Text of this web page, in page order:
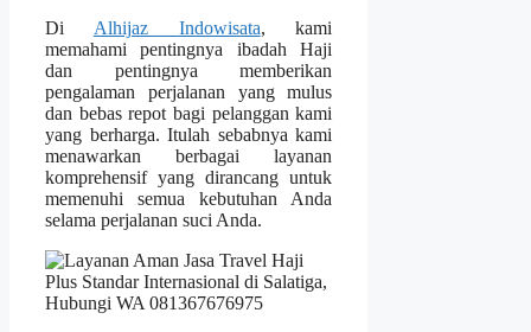
Di Alhijaz Indowisata, kami
memahami pentingnya ibadah Haji
dan pentingnya memberikan
pengalaman perjalanan yang mulus
dan bebas repot bagi pelanggan kami
yang berharga. Itulah sebabnya kami
menawarkan berbagai layanan
komprehensif yang dirancang untuk
memenuhi semua kebutuhan Anda
selama perjalanan suci Anda.